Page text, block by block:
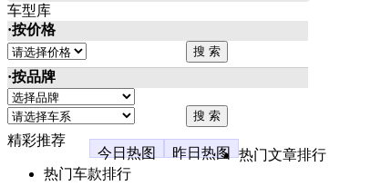
车型库
·按价格
·按品牌
精彩推荐
今日热图
昨日热图
热门文章排行
热门车款排行